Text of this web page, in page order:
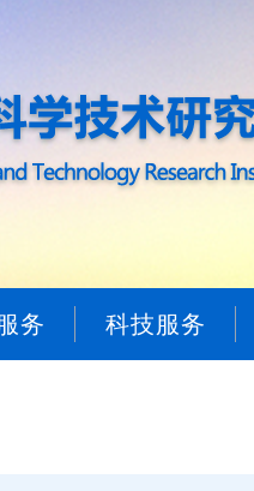
务 科技服务